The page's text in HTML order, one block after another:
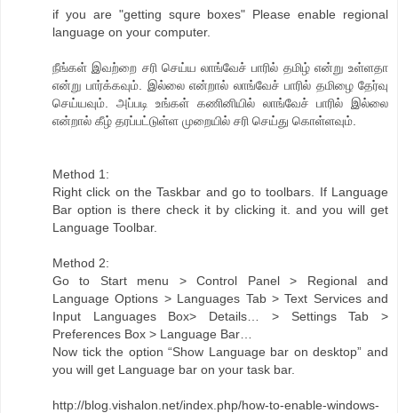
if you are "getting squre boxes" Please enable regional
language on your computer.
நீங்கள் இவற்றை சரி செய்ய லாங்வேச் பாரில் தமிழ் என்று உள்ளதா
என்று பார்க்கவும். இல்லை என்றால் லாங்வேச் பாரில் தமிழை தேர்வு
செய்யவும். அப்படி உங்கள் கணினியில் லாங்வேச் பாரில் இல்லை
என்றால் கீழ் தரப்பட்டுள்ள முறையில் சரி செய்து கொள்ளவும்.
Method 1:
Right click on the Taskbar and go to toolbars. If Language
Bar option is there check it by clicking it. and you will get
Language Toolbar.
Method 2:
Go to Start menu > Control Panel > Regional and
Language Options > Languages Tab > Text Services and
Input Languages Box> Details… > Settings Tab >
Preferences Box > Language Bar…
Now tick the option “Show Language bar on desktop” and
you will get Language bar on your task bar.
http://blog.vishalon.net/index.php/how-to-enable-windows-